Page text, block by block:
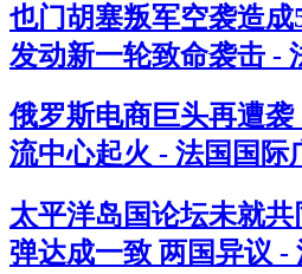
也门胡塞叛军空袭造
发动新一轮致命袭击 -
俄罗斯电商巨头再遭
流中心起火 - 法国国际
太平洋岛国论坛未就
弹达成一致 两国异议 -